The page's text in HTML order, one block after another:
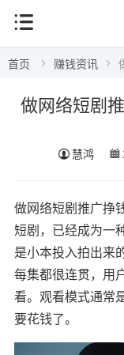
首页 赚钱资讯
做网络短剧
慧鸿
做网络短剧推广挣
短剧，已经成为一
是小本投入拍出来
每集都很连贯，用
看。‌观看模式通常
要花钱了。